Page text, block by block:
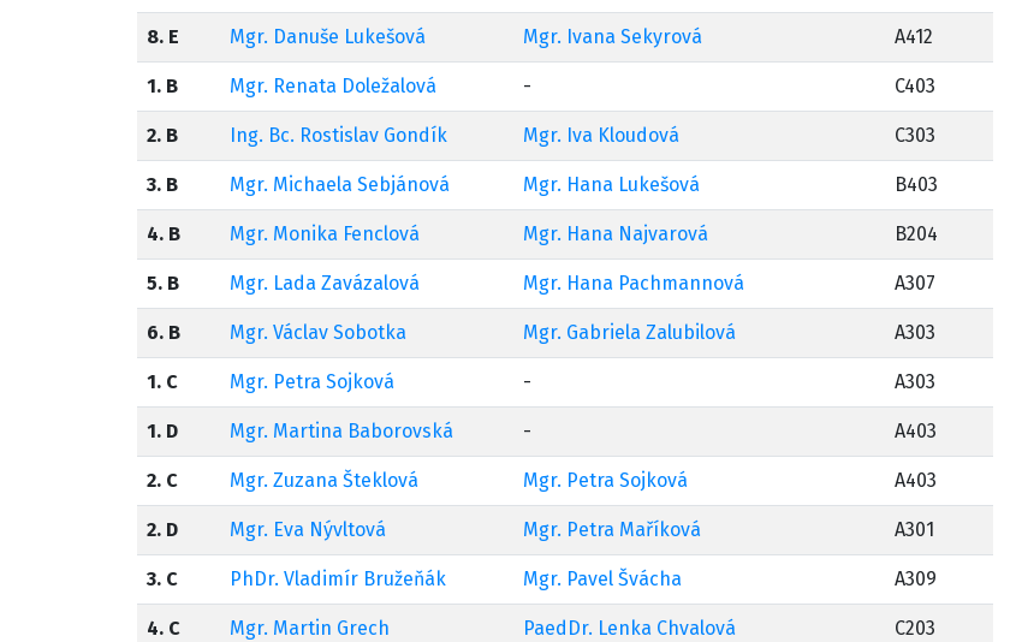
8. E Mgr. Danuše Lukešová Mgr. Ivana Sekyrová A412
1. B Mgr. Renata Doležalová - C403
2. B Ing. Bc. Rostislav Gondík Mgr. Iva Kloudová C303
3. B Mgr. Michaela Sebjánová Mgr. Hana Lukešová B403
4. B Mgr. Monika Fenclová Mgr. Hana Najvarová B204
5. B Mgr. Lada Zavázalová Mgr. Hana Pachmannová A307
6. B Mgr. Václav Sobotka Mgr. Gabriela Zalubilová A303
1. C Mgr. Petra Sojková - A303
1. D Mgr. Martina Baborovská - A403
2. C Mgr. Zuzana Šteklová Mgr. Petra Sojková A403
2. D Mgr. Eva Nývltová Mgr. Petra Maříková A301
3. C PhDr. Vladimír Bružeňák Mgr. Pavel Švácha A309
4. C Mgr. Martin Grech PaedDr. Lenka Chvalová C203